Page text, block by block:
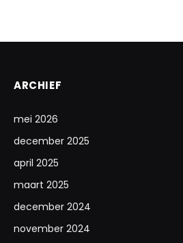
ARCHIEF
mei 2026
december 2025
april 2025
maart 2025
december 2024
november 2024